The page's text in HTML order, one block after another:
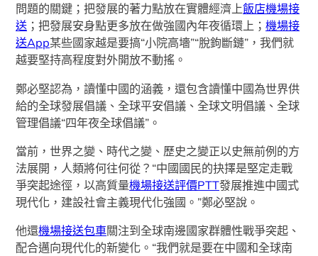
問題的關鍵；把發展的著力點放在實體經濟上飯店機場接
送 ；把發展安身點更多放在做強國內年夜循環上；機場接
送App某些國家越是要搞“小院高墻”“脫鉤斷鏈”，我們就
越要堅持高程度對外開放不動搖。
鄭必堅認為，讀懂中國的涵義，還包含讀懂中國為世界供
給的全球發展倡議、全球平安倡議、全球文明倡議、全球
管理倡議“四年夜全球倡議”。
當前，世界之變、時代之變、歷史之變正以史無前例的方
法展開，人類將何往何從？“中國國民的抉擇是堅定走戰
爭突起途徑，以高質量機場接送評價PTT發展推進中國式
現代化，建設社會主義現代化強國。”鄭必堅說。
他還機場接送包車關注到全球南邊國家群體性戰爭突起、
配合邁向現代化的新變化。“我們就是要在中國和全球南